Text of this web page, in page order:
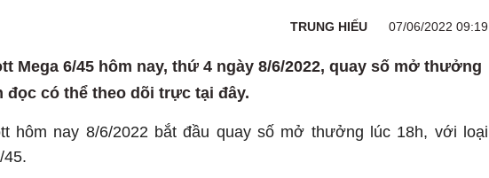
TRUNG HIẾU 07/06/2022 09:19
Mega 6/45 hôm nay, thứ 4 ngày 8/6/2022, quay số mở thưởng
đọc có thể theo dõi trực tại đây.
hôm nay 8/6/2022 bắt đầu quay số mở thưởng lúc 18h, với loại
45.